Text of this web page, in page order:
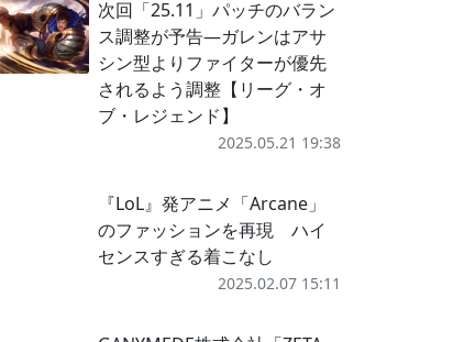
次回「25.11」パッチのバラン
ス調整が予告―ガレンはアサ
シン型よりファイターが優先
されるよう調整【リーグ・オ
ブ・レジェンド】
2025.05.21 19:38
『LoL』発アニメ「Arcane」
のファッションを再現 ハイ
センスすぎる着こなし
2025.02.07 15:11